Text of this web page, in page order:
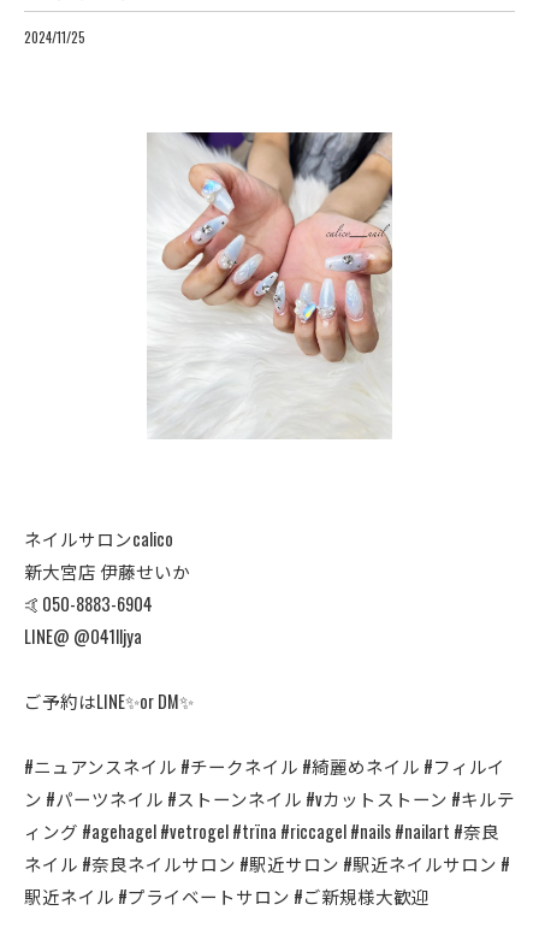
2024/11/25
ネイルサロンcalico
新大宮店 伊藤せいか
🤙050-8883-6904
LINE@ @041lljya
ご予約はLINE✨or DM✨
#ニュアンスネイル #チークネイル #綺麗めネイル #フィルイ
ン #パーツネイル #ストーンネイル #vカットストーン #キルテ
ィング #agehagel #vetrogel #trïna #riccagel #nails #nailart #奈良
ネイル #奈良ネイルサロン #駅近サロン #駅近ネイルサロン #
駅近ネイル #プライベートサロン #ご新規様大歓迎